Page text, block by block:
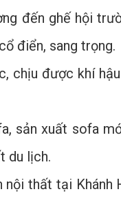
đến ghế hội
điển, sang trọng.
chịu được khí
sản xuất sofa
du lịch.
nội thất tại